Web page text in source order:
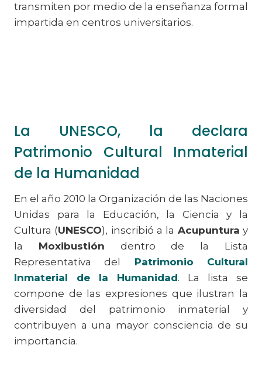
transmiten por medio de la enseñanza formal
impartida en centros universitarios.
La UNESCO, la declara
Patrimonio Cultural Inmaterial
de la Humanidad
En el año 2010 la Organización de las Naciones
Unidas para la Educación, la Ciencia y la
Cultura (UNESCO), inscribió a la Acupuntura y
la Moxibustión dentro de la Lista
Representativa del
Patrimonio Cultural
Inmaterial de la Humanidad. La lista se
compone de las expresiones que ilustran la
diversidad del patrimonio inmaterial y
contribuyen a una mayor consciencia de su
importancia.